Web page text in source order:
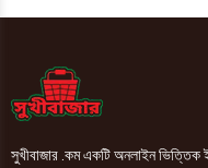
সুখীবাজার .কম একটি অনলাইন ভিত্তিক